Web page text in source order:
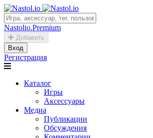
Nastolio.Premium
Добавить
Вход
Регистрация
Каталог
Игры
Аксессуары
Медиа
Публикации
Обсуждения